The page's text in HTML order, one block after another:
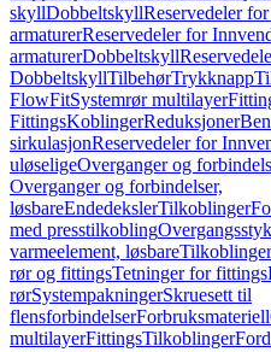
skyllDobbeltskyllReservedeler
armaturerReservedeler for
armaturerDobbeltskyll
DobbeltskyllTilbehørTrykknapp
FlowFitSystemrør multilayer
FittingsKoblingerReduksjoner
sirkulasjonReservedeler for
uløseligeOverganger og
Overganger og forbindelser,
løsbareEndedekslerTilkoblinger
med presstilkobling
varmeelement, løsbare
rør og fittingsTetninger for fittings
rørSystempakningerSkruesett til
flensforbindelserForbruksmateriell
multilayerFittingsTilkoblinger